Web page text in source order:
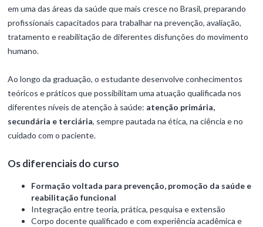
em uma das áreas da saúde que mais cresce no Brasil, preparando
profissionais capacitados para trabalhar na prevenção, avaliação,
tratamento e reabilitação de diferentes disfunções do movimento
humano.
Ao longo da graduação, o estudante desenvolve conhecimentos
teóricos e práticos que possibilitam uma atuação qualificada nos
diferentes níveis de atenção à saúde: atenção primária,
secundária e terciária, sempre pautada na ética, na ciência e no
cuidado com o paciente.
Os diferenciais do curso
Formação voltada para prevenção, promoção da saúde e
reabilitação funcional
Integração entre teoria, prática, pesquisa e extensão
Corpo docente qualificado e com experiência acadêmica e